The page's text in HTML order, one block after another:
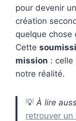
pour devenir
création
quelque chose
Cette
mission : celle
notre réalité.
💡 À lire
retrouver un